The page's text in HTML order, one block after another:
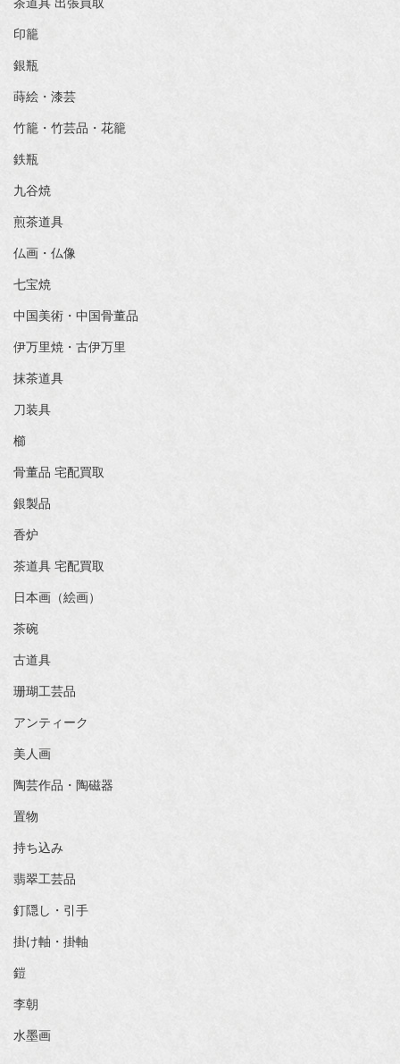
茶道具 出張買取
印籠
銀瓶
蒔絵・漆芸
竹籠・竹芸品・花籠
鉄瓶
九谷焼
煎茶道具
仏画・仏像
七宝焼
中国美術・中国骨董品
伊万里焼・古伊万里
抹茶道具
刀装具
櫛
骨董品 宅配買取
銀製品
香炉
茶道具 宅配買取
日本画（絵画）
茶碗
古道具
珊瑚工芸品
アンティーク
美人画
陶芸作品・陶磁器
置物
持ち込み
翡翠工芸品
釘隠し・引手
掛け軸・掛軸
鎧
李朝
水墨画